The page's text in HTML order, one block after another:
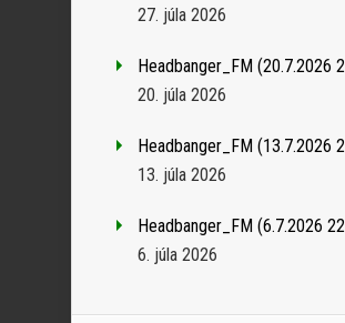
27. júla 2026
Headbanger_FM (20.7.2026
20. júla 2026
Headbanger_FM (13.7.2026
13. júla 2026
Headbanger_FM (6.7.2026
6. júla 2026